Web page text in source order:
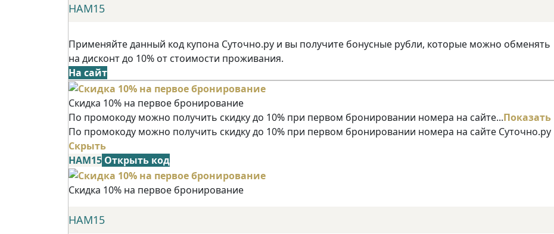
НАМ15
Применяйте данный код купона Суточно.ру и вы получите бонусные рубли, которые можно обменять
на дисконт до 10% от стоимости проживания.
На сайт
Скидка 10% на первое бронирование
По промокоду можно получить скидку до 10% при первом бронировании номера на сайте...Показать
По промокоду можно получить скидку до 10% при первом бронировании номера на сайте Суточно.ру
Скрыть
НАМ15 Открыть код
Скидка 10% на первое бронирование
НАМ15